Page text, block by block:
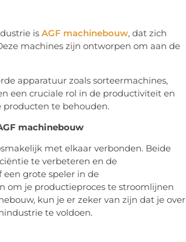
is AGF machinebouw, dat zich
machines zijn ontworpen om aan de
apparatuur zoals sorteermachines,
een cruciale rol in de productiviteit en
producten te behouden.
machinebouw
met elkaar verbonden. Beide
te verbeteren en de
grote speler in de
om je productieproces te stroomlijnen
kun je er zeker van zijn dat je over
te voldoen.